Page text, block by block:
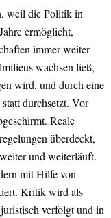
weil die Politik in
ermöglicht,
immer weiter
wachsen ließ,
wird, und durch eine
durchsetzt. Vor
Reale
überdeckt,
und weiterläuft.
mit Hilfe von
Kritik wird als
verfolgt und in